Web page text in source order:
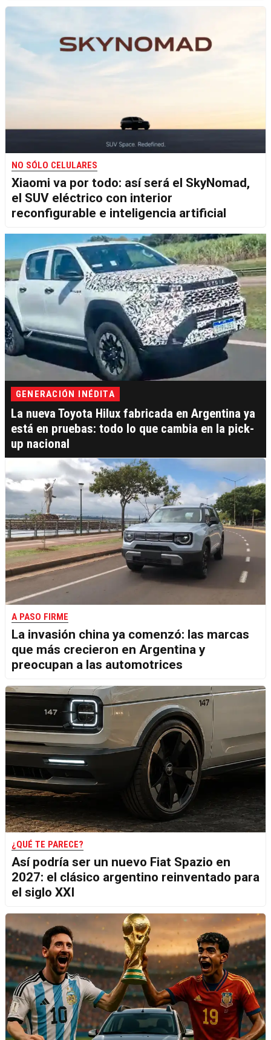
NO SÓLO CELULARES
Xiaomi va por todo: así será el SkyNomad,
el SUV eléctrico con interior
reconfigurable e inteligencia artificial
GENERACIÓN INÉDITA
La nueva Toyota Hilux fabricada en Argentina ya
está en pruebas: todo lo que cambia en la pick-
up nacional
A PASO FIRME
La invasión china ya comenzó: las marcas
que más crecieron en Argentina y
preocupan a las automotrices
¿QUÉ TE PARECE?
Así podría ser un nuevo Fiat Spazio en
2027: el clásico argentino reinventado para
el siglo XXI